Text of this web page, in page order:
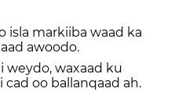
isla markiiba waad ka
awoodo.
weydo, waxaad ku
cad oo ballanqaad ah.